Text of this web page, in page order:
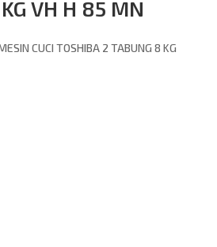
VH H 85 MN
CUCI TOSHIBA 2 TABUNG 8 KG